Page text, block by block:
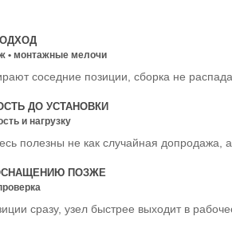
• монтажные мелочи
соседние позиции, сборка не
ДО УСТАНОВКИ
и нагрузку
полезны не как случайная допродажа,
ПОЗЖЕ
сразу, узел быстрее выходит в